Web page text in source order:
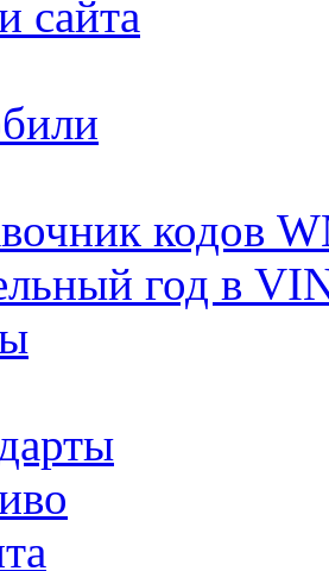
сайта
кодов
год в